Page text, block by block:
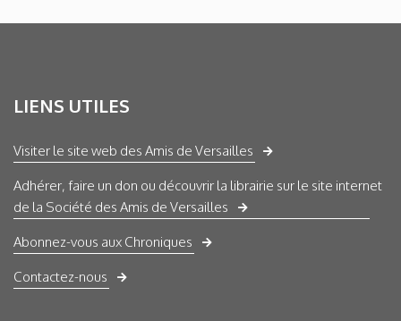
LIENS UTILES
Visiter le site web des Amis de Versailles
Adhérer, faire un don ou découvrir la librairie sur le site internet
de la Société des Amis de Versailles
Abonnez-vous aux Chroniques
Contactez-nous